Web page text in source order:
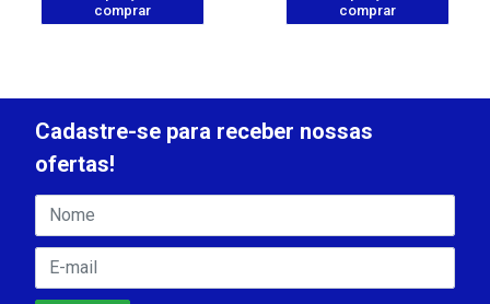
comprar
comprar
Cadastre-se para receber nossas
ofertas!